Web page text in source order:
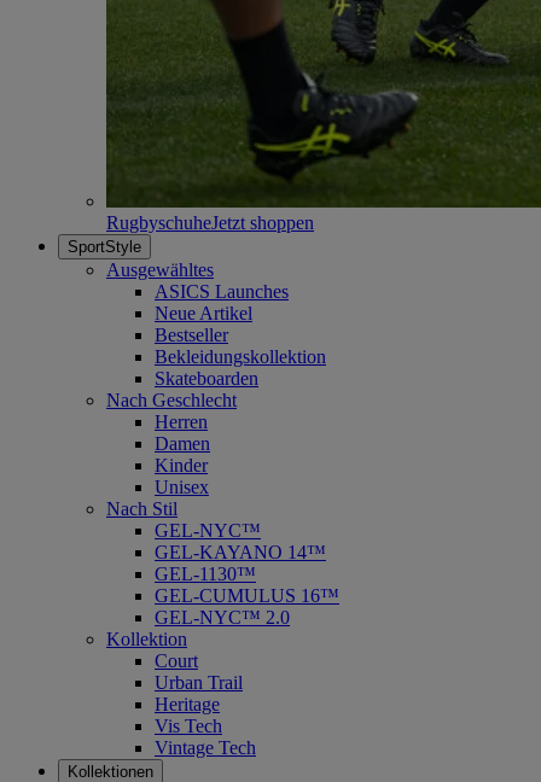
RugbyschuheJetzt shoppen
SportStyle
Ausgewähltes
ASICS Launches
Neue Artikel
Bestseller
Bekleidungskollektion
Skateboarden
Nach Geschlecht
Herren
Damen
Kinder
Unisex
Nach Stil
GEL-NYC™
GEL-KAYANO 14™
GEL-1130™
GEL-CUMULUS 16™
GEL-NYC™ 2.0
Kollektion
Court
Urban Trail
Heritage
Vis Tech
Vintage Tech
Kollektionen